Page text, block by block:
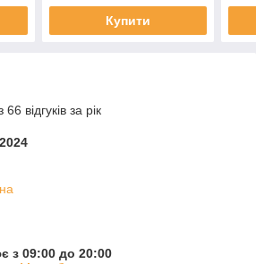
Купити
відгуків за рік
з 09:00 до 20:00